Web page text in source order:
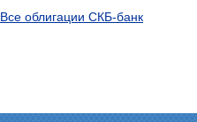
Все облигации СКБ-банк